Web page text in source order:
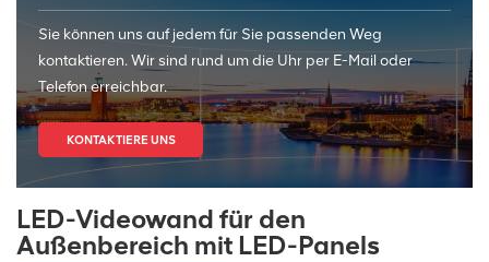
Sie können uns auf jedem für Sie passenden Weg
kontaktieren. Wir sind rund um die Uhr per E-Mail oder
Telefon erreichbar.
KONTAKTIERE UNS
LED-Videowand für den
Außenbereich mit LED-Panels